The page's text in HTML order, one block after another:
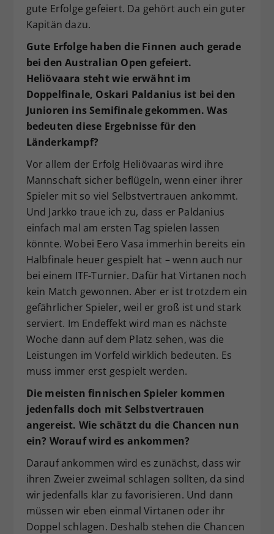
gute Erfolge gefeiert. Da gehört auch ein guter
Kapitän dazu.
Gute Erfolge haben die Finnen auch gerade
bei den Australian Open gefeiert.
Heliövaara steht wie erwähnt im
Doppelfinale, Oskari Paldanius ist bei den
Junioren ins Semifinale gekommen. Was
bedeuten diese Ergebnisse für den
Länderkampf?
Vor allem der Erfolg Heliövaaras wird ihre
Mannschaft sicher beflügeln, wenn einer ihrer
Spieler mit so viel Selbstvertrauen ankommt.
Und Jarkko traue ich zu, dass er Paldanius
einfach mal am ersten Tag spielen lassen
könnte. Wobei Eero Vasa immerhin bereits ein
Halbfinale heuer gespielt hat – wenn auch nur
bei einem ITF-Turnier. Dafür hat Virtanen noch
kein Match gewonnen. Aber er ist trotzdem ein
gefährlicher Spieler, weil er groß ist und stark
serviert. Im Endeffekt wird man es nächste
Woche dann auf dem Platz sehen, was die
Leistungen im Vorfeld wirklich bedeuten. Es
muss immer erst gespielt werden.
Die meisten finnischen Spieler kommen
jedenfalls doch mit Selbstvertrauen
angereist. Wie schätzt du die Chancen nun
ein? Worauf wird es ankommen?
Darauf ankommen wird es zunächst, dass wir
ihren Zweier zweimal schlagen sollten, da sind
wir jedenfalls klar zu favorisieren. Und dann
müssen wir eben einmal Virtanen oder ihr
Doppel schlagen. Deshalb stehen die Chancen